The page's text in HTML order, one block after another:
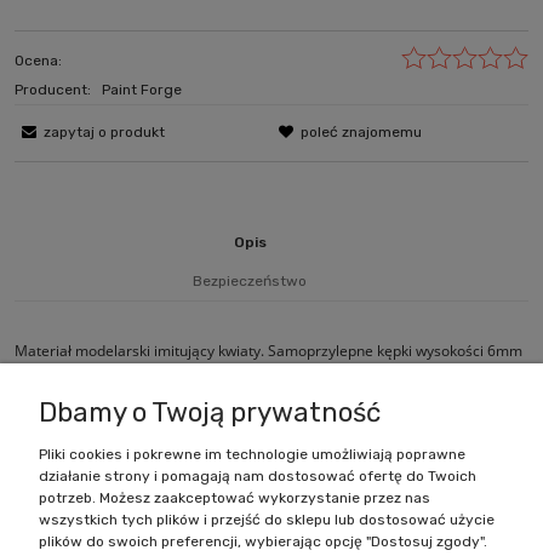
Ocena:
Producent:
Paint Forge
zapytaj o produkt poleć znajomemu
Opis
Bezpieczeństwo
Materiał modelarski imitujący kwiaty. Samoprzylepne kępki wysokości 6mm
Zakupy
Pomoc
Dbamy o Twoją prywatność
Pliki cookies i pokrewne im technologie umożliwiają poprawne
działanie strony i pomagają nam dostosować ofertę do Twoich
potrzeb. Możesz zaakceptować wykorzystanie przez nas
wszystkich tych plików i przejść do sklepu lub dostosować użycie
plików do swoich preferencji, wybierając opcję "Dostosuj zgody".